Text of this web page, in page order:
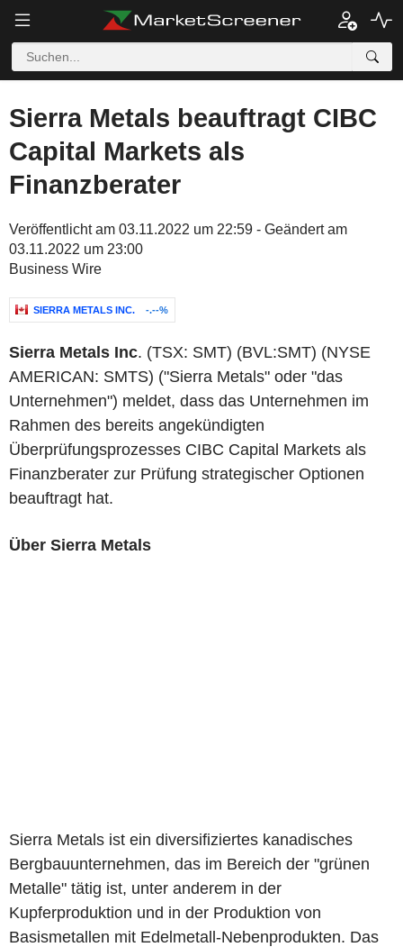
Sierra Metals beauftragt CIBC
Capital Markets als
Finanzberater
Veröffentlicht am 03.11.2022 um 22:59 - Geändert am
03.11.2022 um 23:00
Business Wire
SIERRA METALS INC. -.--%
Sierra Metals Inc. (TSX: SMT) (BVL:SMT) (NYSE
AMERICAN: SMTS) ("Sierra Metals" oder "das
Unternehmen") meldet, dass das Unternehmen im
Rahmen des bereits angekündigten
Überprüfungsprozesses CIBC Capital Markets als
Finanzberater zur Prüfung strategischer Optionen
beauftragt hat.
Über Sierra Metals
Sierra Metals ist ein diversifiziertes kanadisches
Bergbauunternehmen, das im Bereich der "grünen
Metalle" tätig ist, unter anderem in der
Kupferproduktion und in der Produktion von
Basismetallen mit Edelmetall-Nebenprodukten. Das